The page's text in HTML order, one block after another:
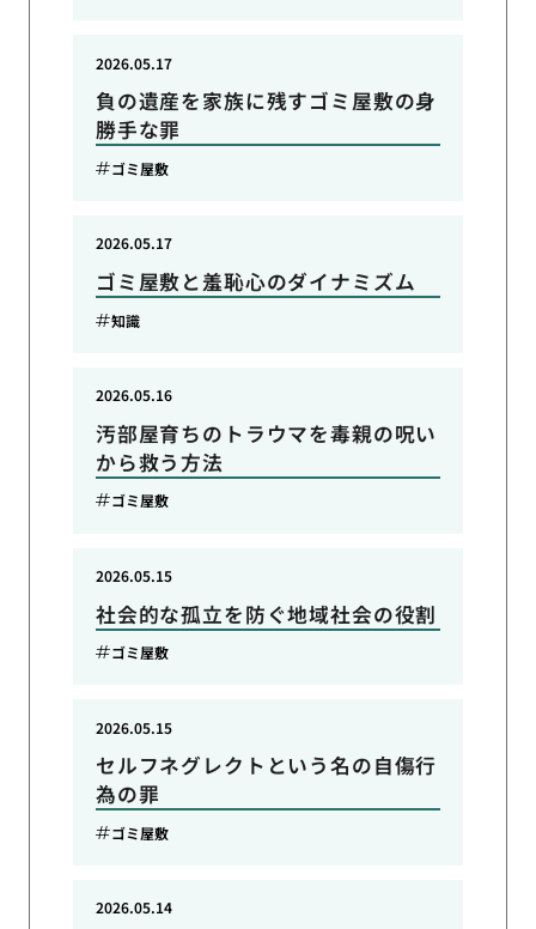
負の遺産を家族に残すゴミ屋敷の身
勝手な罪
2026.05.17
ゴミ屋敷
ゴミ屋敷と羞恥心のダイナミズム
2026.05.17
知識
汚部屋育ちのトラウマを毒親の呪い
から救う方法
2026.05.16
ゴミ屋敷
社会的な孤立を防ぐ地域社会の役割
2026.05.15
ゴミ屋敷
セルフネグレクトという名の自傷行
為の罪
2026.05.15
ゴミ屋敷
2026.05.14